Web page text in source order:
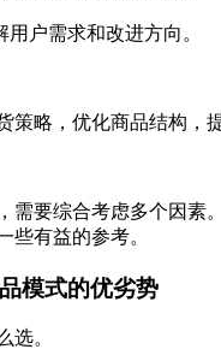
用户需求和改进方向。
略，优化商品结构，
需要综合考虑多个因
些有益的参考。
模式的优劣势
选。